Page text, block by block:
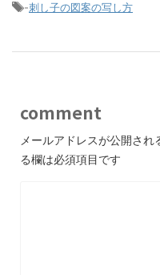
-刺し子の図案の写し方
comment
メールアドレスが公開され
る欄は必須項目です